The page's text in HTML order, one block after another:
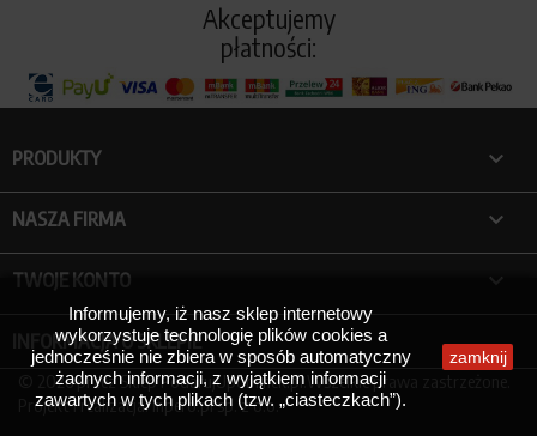
Akceptujemy
płatności:
PRODUKTY 
NASZA FIRMA 
TWOJE KONTO 
Informujemy, iż nasz sklep internetowy
wykorzystuje technologię plików cookies a
jednocześnie nie zbiera w sposób automatyczny
żadnych informacji, z wyjątkiem informacji
zawartych w tych plikach (tzw. „ciasteczkach”).
zamknij
INFORMACJA O SKLEPIE
© 2026 przez Sklep PodarujUpominek.pl.Wszelkie prawa zastrzeżone.
Projekt i realizacja:Inpero.plsp. z o.o.